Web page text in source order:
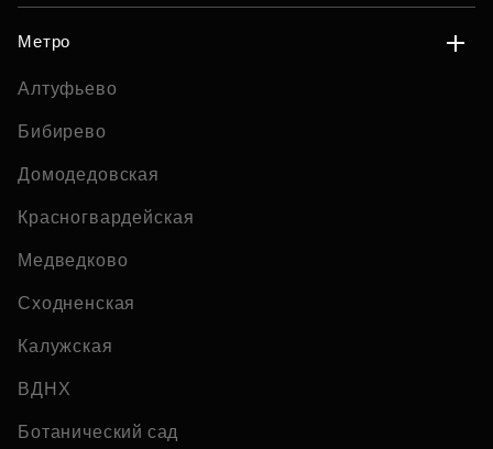
Метро
Алтуфьево
Бибирево
Домодедовская
Красногвардейская
Медведково
Сходненская
Калужская
ВДНХ
Ботанический сад